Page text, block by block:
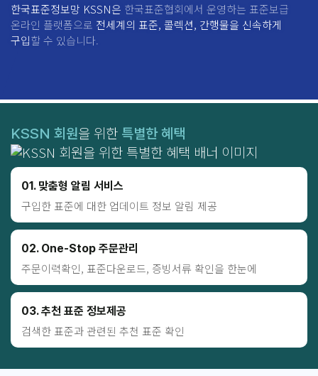
한국표준정보망 KSSN은 한국표준협회에서 운영하는 표준보급
온라인 플랫폼으로 전세계의 표준, 콜렉션, 간행물을 신속하게
구입할 수 있습니다.
KSSN 회원을 위한 특별한 혜택
01. 맞춤형 알림 서비스
구입한 표준에 대한 업데이트 정보 알림 제공
02. One-Stop 주문관리
주문이력확인, 표준다운로드, 증빙서류 확인을 한눈에
03. 추천 표준 정보제공
검색한 표준과 관련된 추천 표준 확인